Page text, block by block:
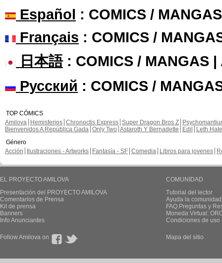
Español : COMICS /
Français : COMICS /
日本語: COMICS / MANGAS |
Русский : COMICS /
TOP CÓMICS
Amilova
Hemisferios Chronoctis Express Super Dragon Bros Z
Bienvenidos A República Gada Only Two Astaroth Y Bernadette Edil
Leth Hate
Género
Acción
Ilustraciones - Artworks Fantasía - SF Comedia Libros para jovenes
EL PROYECTO AMILOVA
Presentación del PROYECTO AMILOVA
Comentarios de Prensa
Kit de prensa
Banners
Info Anunciantes
COMUNIDAD
Tutorial del lector
Ayuda la
FAQ.Preguntas y
Moneda Virtual:
Condiciones de uso
Follow Amilova on Mapa del sitio